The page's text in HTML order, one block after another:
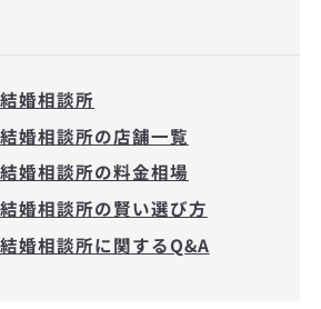
婚相談所
婚相談所の店舗一覧
婚相談所の料金相場
婚相談所の賢い選び方
婚相談所に関するQ&A